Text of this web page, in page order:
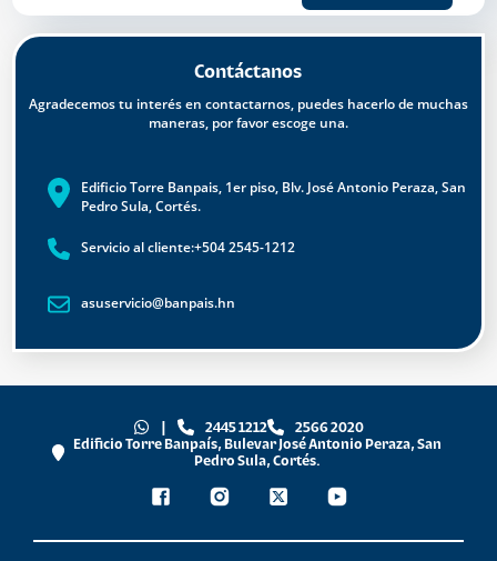
Contáctanos
Agradecemos tu interés en contactarnos, puedes hacerlo de muchas
maneras, por favor escoge una.
Edificio Torre Banpais, 1er piso, Blv. José Antonio Peraza, San
Pedro Sula, Cortés.
Servicio al cliente:+504 2545-1212
asuservicio@banpais.hn
2445 1212
2566 2020
Edificio Torre Banpaís, Bulevar José Antonio Peraza, San
Pedro Sula, Cortés.